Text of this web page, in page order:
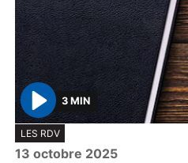
P
l
a
3 MIN
LES RDV
13 octobre 2025